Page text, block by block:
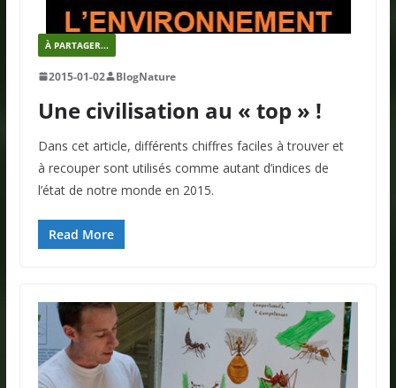
À PARTAGER...
2015-01-02 BlogNature
Une civilisation au « top » !
Dans cet article, différents chiffres faciles à trouver et
à recouper sont utilisés comme autant d’indices de
l’état de notre monde en 2015.
Read More